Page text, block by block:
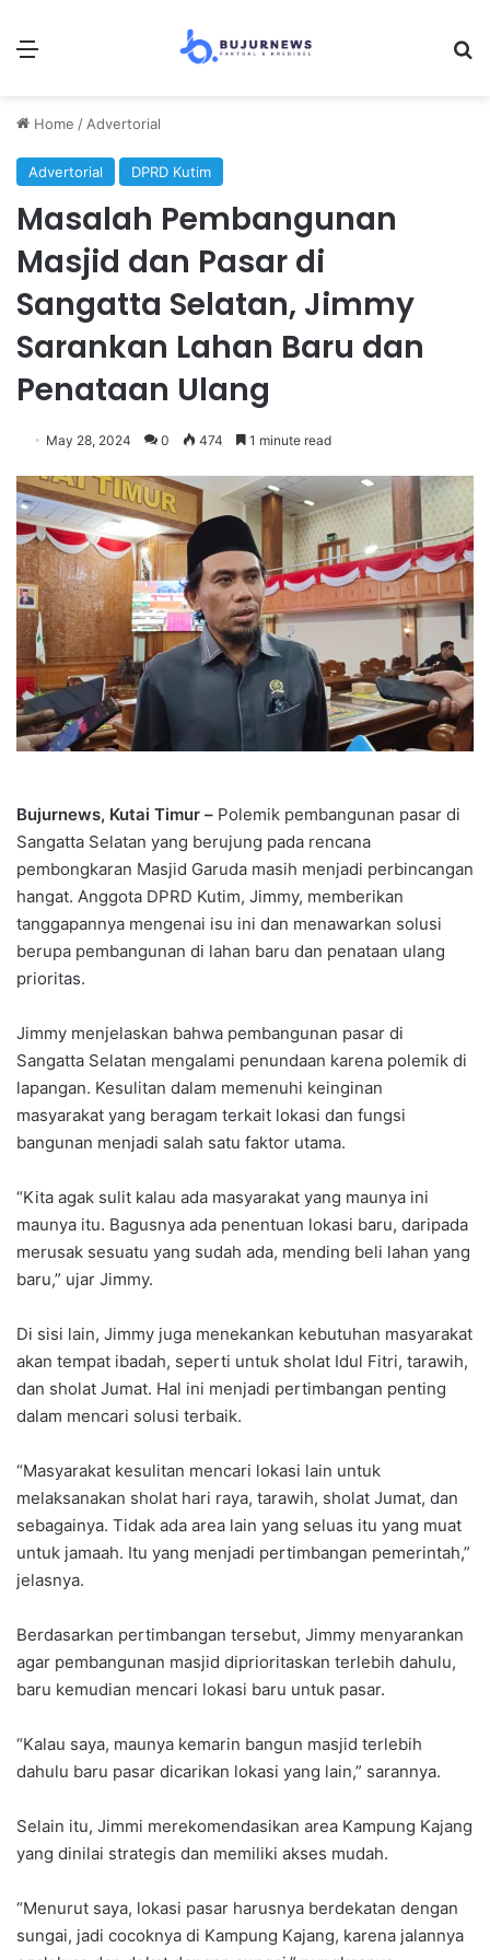
Menu
Home / Advertorial
Advertorial DPRD Kutim
Masalah Pembangunan
Masjid dan Pasar di
Sangatta Selatan, Jimmy
Sarankan Lahan Baru dan
Penataan Ulang
May 28, 2024 0 474 1 minute read
Bujurnews, Kutai Timur – Polemik pembangunan pasar di
Sangatta Selatan yang berujung pada rencana
pembongkaran Masjid Garuda masih menjadi perbincangan
hangat. Anggota DPRD Kutim, Jimmy, memberikan
tanggapannya mengenai isu ini dan menawarkan solusi
berupa pembangunan di lahan baru dan penataan ulang
prioritas.
Jimmy menjelaskan bahwa pembangunan pasar di
Sangatta Selatan mengalami penundaan karena polemik di
lapangan. Kesulitan dalam memenuhi keinginan
masyarakat yang beragam terkait lokasi dan fungsi
bangunan menjadi salah satu faktor utama.
“Kita agak sulit kalau ada masyarakat yang maunya ini
maunya itu. Bagusnya ada penentuan lokasi baru, daripada
merusak sesuatu yang sudah ada, mending beli lahan yang
baru,” ujar Jimmy.
Di sisi lain, Jimmy juga menekankan kebutuhan masyarakat
akan tempat ibadah, seperti untuk sholat Idul Fitri, tarawih,
dan sholat Jumat. Hal ini menjadi pertimbangan penting
dalam mencari solusi terbaik.
“Masyarakat kesulitan mencari lokasi lain untuk
melaksanakan sholat hari raya, tarawih, sholat Jumat, dan
sebagainya. Tidak ada area lain yang seluas itu yang muat
untuk jamaah. Itu yang menjadi pertimbangan pemerintah,”
jelasnya.
Berdasarkan pertimbangan tersebut, Jimmy menyarankan
agar pembangunan masjid diprioritaskan terlebih dahulu,
baru kemudian mencari lokasi baru untuk pasar.
“Kalau saya, maunya kemarin bangun masjid terlebih
dahulu baru pasar dicarikan lokasi yang lain,” sarannya.
Selain itu, Jimmi merekomendasikan area Kampung Kajang
yang dinilai strategis dan memiliki akses mudah.
“Menurut saya, lokasi pasar harusnya berdekatan dengan
sungai, jadi cocoknya di Kampung Kajang, karena jalannya